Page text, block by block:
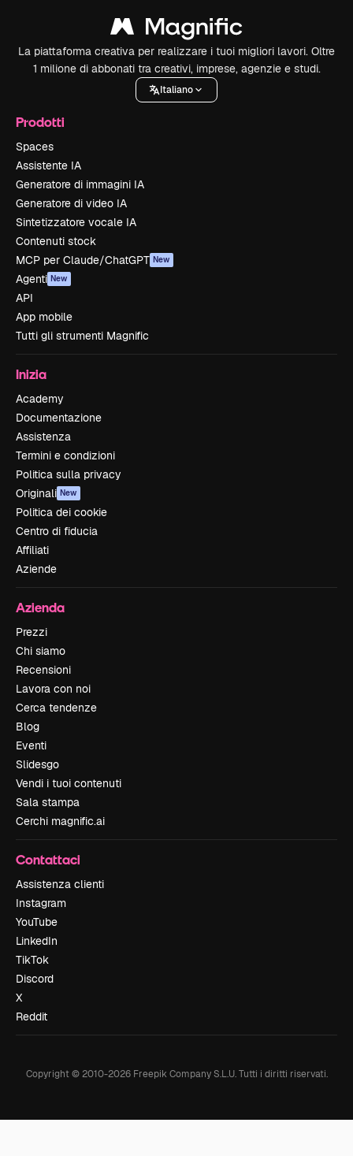
La piattaforma creativa per realizzare i tuoi migliori lavori. Oltre
1 milione di abbonati tra creativi, imprese, agenzie e studi.
Italiano
Prodotti
Spaces
Assistente IA
Generatore di immagini IA
Generatore di video IA
Sintetizzatore vocale IA
Contenuti stock
MCP per Claude/ChatGPT New
Agenti New
API
App mobile
Tutti gli strumenti Magnific
Inizia
Academy
Documentazione
Assistenza
Termini e condizioni
Politica sulla privacy
Originali New
Politica dei cookie
Centro di fiducia
Affiliati
Aziende
Azienda
Prezzi
Chi siamo
Recensioni
Lavora con noi
Cerca tendenze
Blog
Eventi
Slidesgo
Vendi i tuoi contenuti
Sala stampa
Cerchi magnific.ai
Contattaci
Assistenza clienti
Instagram
YouTube
LinkedIn
TikTok
Discord
X
Reddit
Copyright © 2010-2026Freepik Company S.L.U. Tutti i diritti riservati.